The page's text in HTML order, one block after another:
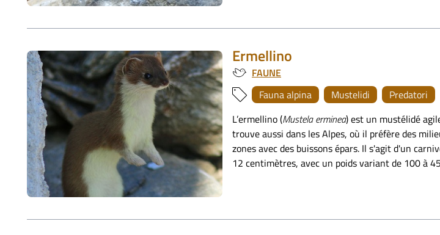
Ermellino
FAUNE
Fauna alpina
Mustelidi
Predatori
L’ermellino (Mustela erminea) est un mustélidé
trouve aussi dans les Alpes, où il préfère des
zones avec des buissons épars. Il s'agit d'un
12 centimètres, avec un poids variant de 100 à